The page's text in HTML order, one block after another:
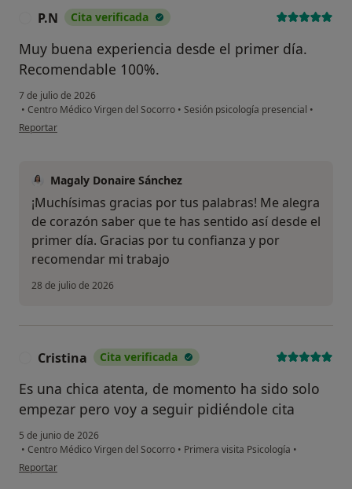
P.N Cita verificada
Muy buena experiencia desde el primer día.
Recomendable 100%.
7 de julio de 2026
• Centro Médico Virgen del Socorro • Sesión psicología presencial •
en opinión del usuario P.N
Reportar
Magaly Donaire Sánchez
¡Muchísimas gracias por tus palabras! Me alegra
de corazón saber que te has sentido así desde el
primer día. Gracias por tu confianza y por
recomendar mi trabajo
28 de julio de 2026
Cristina Cita verificada
Es una chica atenta, de momento ha sido solo
empezar pero voy a seguir pidiéndole cita
5 de junio de 2026
• Centro Médico Virgen del Socorro • Primera visita Psicología •
en opinión del usuario Cristina
Reportar